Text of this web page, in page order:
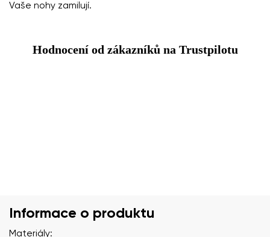
Vaše nohy zamilují.
Hodnocení od zákazníků na Trustpilotu
Informace o produktu
Materiály: